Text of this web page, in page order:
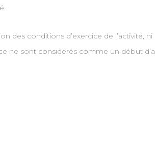
des conditions d’exercice de l’activité, ni
ne sont considérés comme un début